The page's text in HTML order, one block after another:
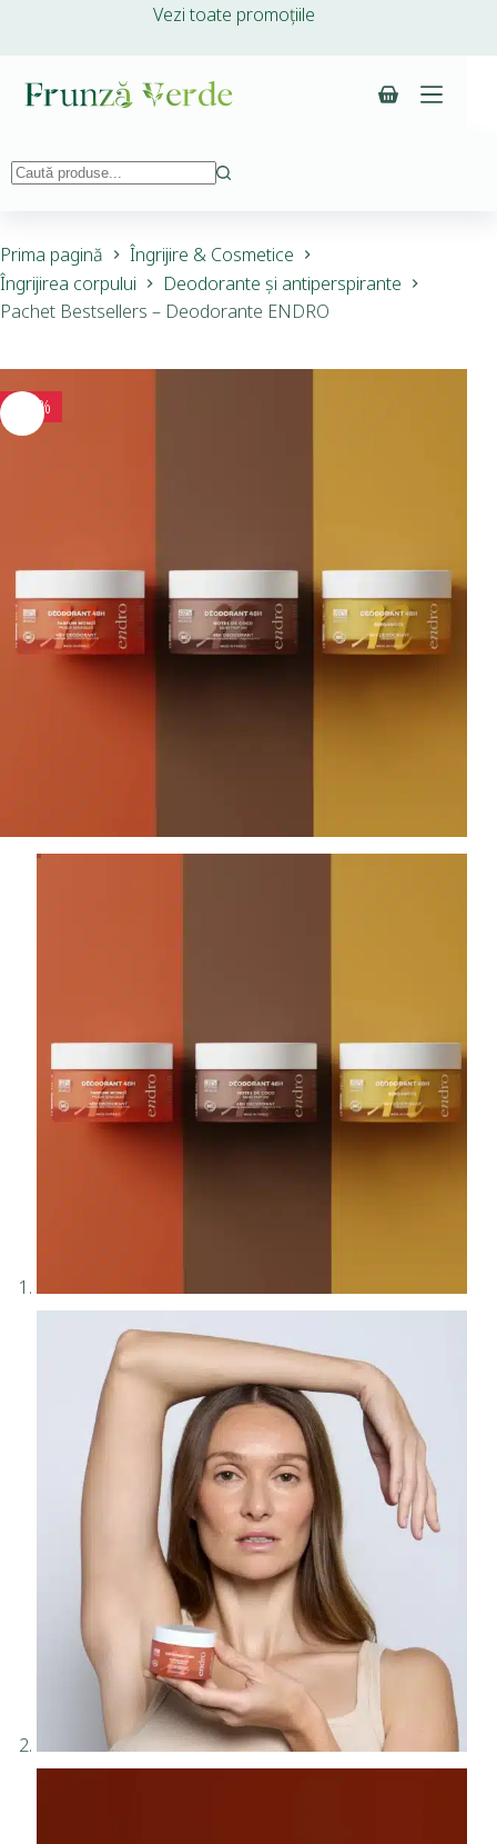
Vezi toate promoțiile
Prima pagină
Îngrijire & Cosmetice
Îngrijirea corpului
Deodorante și antiperspirante
Pachet Bestsellers – Deodorante ENDRO
-10%